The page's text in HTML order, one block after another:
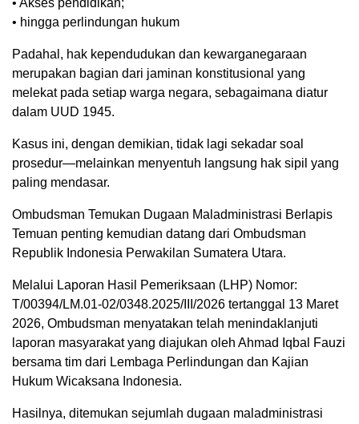
• hingga perlindungan hukum
Padahal, hak kependudukan dan kewarganegaraan
merupakan bagian dari jaminan konstitusional yang
melekat pada setiap warga negara, sebagaimana diatur
dalam UUD 1945.
Kasus ini, dengan demikian, tidak lagi sekadar soal
prosedur—melainkan menyentuh langsung hak sipil yang
paling mendasar.
Ombudsman Temukan Dugaan Maladministrasi Berlapis
Temuan penting kemudian datang dari Ombudsman
Republik Indonesia Perwakilan Sumatera Utara.
Melalui Laporan Hasil Pemeriksaan (LHP) Nomor:
T/00394/LM.01-02/0348.2025/III/2026 tertanggal 13 Maret
2026, Ombudsman menyatakan telah menindaklanjuti
laporan masyarakat yang diajukan oleh Ahmad Iqbal Fauzi
bersama tim dari Lembaga Perlindungan dan Kajian
Hukum Wicaksana Indonesia.
Hasilnya, ditemukan sejumlah dugaan maladministrasi